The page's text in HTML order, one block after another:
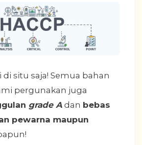
situ saja! Semua bahan
pergunakan juga
grade A dan bebas
pewarna maupun